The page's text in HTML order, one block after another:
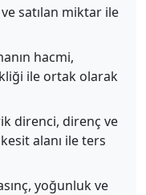
satılan miktar ile
hacmi,
ile ortak olarak
direnci, direnç ve
alanı ile ters
yoğunluk ve